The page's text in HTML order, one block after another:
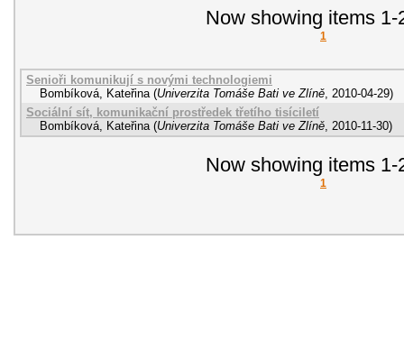
Now showing items 1-
1
Senioři komunikují s novými technologiemi
Bombíková, Kateřina (Univerzita Tomáše Bati ve Zlíně 2010-04-29)
Sociální sít, komunikační prostředek třetího tisíciletí
Bombíková, Kateřina (Univerzita Tomáše Bati ve Zlíně 2010-11-30)
Now showing items 1-
1